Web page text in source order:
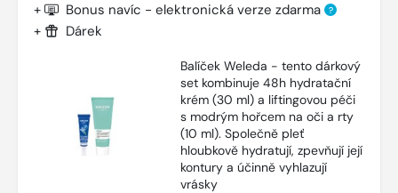
+ Bonus navíc - elektronická verze zdarma ?
+ Dárek
Balíček Weleda - tento dárkový
set kombinuje 48h hydratační
krém (30 ml) a liftingovou péči
s modrým hořcem na oči a rty
(10 ml). Společně pleť
hloubkově hydratují, zpevňují její
kontury a účinně vyhlazují
vrásky